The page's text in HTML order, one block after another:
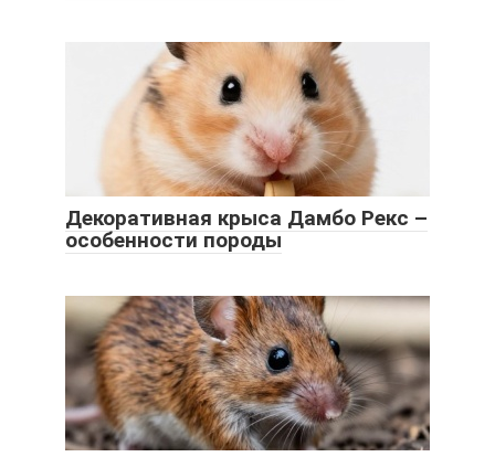
Декоративная крыса Дамбо Рекс –
особенности породы